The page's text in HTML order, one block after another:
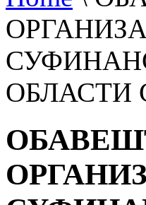
ОБЛАСТИ